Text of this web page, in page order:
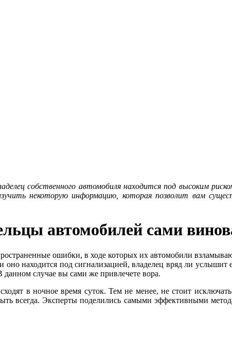
собственного автомобиля находится под высоким
некоторую информацию, которая позволит вам
автомобилей сами
ошибки, в ходе которых их автомобили
находится под сигнализацией, владелец вряд ли
данном случае вы сами же привлечете вора.
в ночное время суток. Тем не менее, не стоит
всегда. Эксперты поделились самыми эффективными